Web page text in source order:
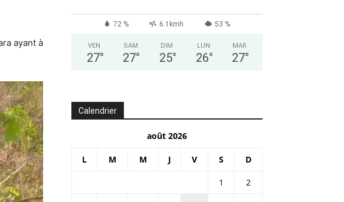
ayant à
72 % 6.1kmh 53 %
VEN
27°
SAM
27°
DIM
25°
LUN
26°
MAR
27°
Calendrier
août 2026
L M M J V S D
1
2